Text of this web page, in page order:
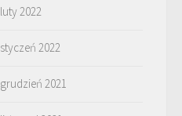
luty 2022
styczeń 2022
grudzień 2021